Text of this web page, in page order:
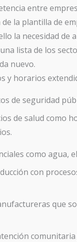
entre
la plantilla de
la necesidad
lista de los
nuevo.
y horarios
de seguridad
de salud como
como agua,
con
que
comunitaria